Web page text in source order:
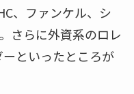
、ファンケル、シ
さらに外資系のロレ
といったところが